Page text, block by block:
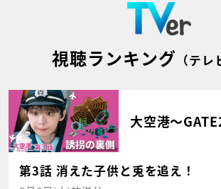
視聴ランキング （テレ
大空港～
第3話 消えた子供と兎を追え！